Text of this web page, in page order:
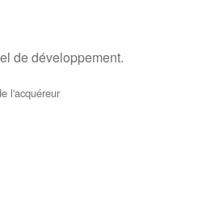
de développement.
l'acquéreur